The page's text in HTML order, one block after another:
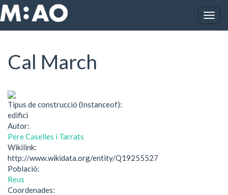
Vés al contingut
Inici Cal March
Cal March
Tipus de construcció (Instanceof):
edifici
Autor:
Pere Caselles i Tarrats
Wikilink:
http://www.wikidata.org/entity/Q19255527
Població:
Reus
Coordenades: